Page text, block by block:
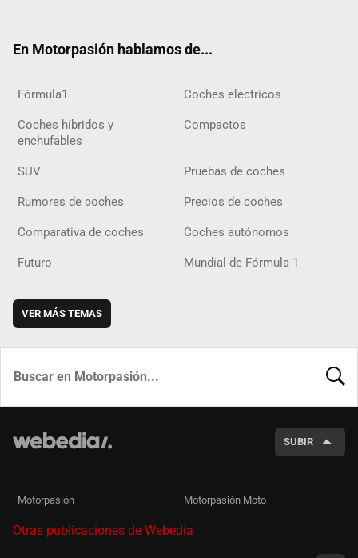
En Motorpasión hablamos de...
Fórmula1 Coches eléctricos
Coches híbridos y
enchufables
Compactos
SUV Pruebas de coches
Rumores de coches Precios de coches
Comparativa de coches Coches autónomos
Futuro Mundial de Fórmula 1
VER MÁS TEMAS
SUBIR
Motorpasión Motorpasión Moto
Otras publicaciones de Webedia